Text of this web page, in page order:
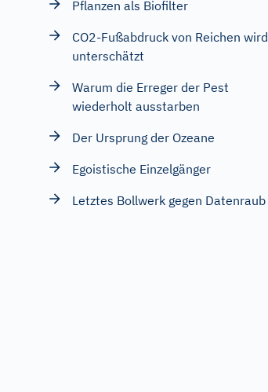
Pflanzen als Biofilter
CO2-Fußabdruck von Reichen wird
unterschätzt
Warum die Erreger der Pest
wiederholt ausstarben
Der Ursprung der Ozeane
Egoistische Einzelgänger
Letztes Bollwerk gegen Datenraub